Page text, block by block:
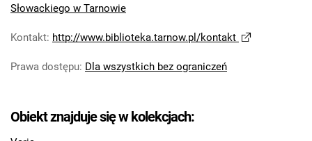
Słowackiego w Tarnowie
Kontakt: http://www.biblioteka.tarnow.pl/kontakt
Prawa dostępu: Dla wszystkich bez ograniczeń
Obiekt znajduje się w kolekcjach: